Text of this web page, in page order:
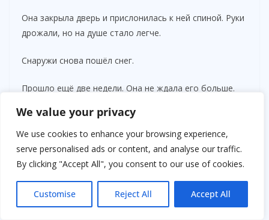
We value your privacy
We use cookies to enhance your browsing experience,
serve personalised ads or content, and analyse our traffic.
By clicking "Accept All", you consent to our use of cookies.
Customise Reject All Accept All
Она закрыла дверь и прислонилась к ней спиной. Руки
дрожали, но на душе стало легче.
Снаружи снова пошёл снег.
Прошло ещё две недели. Она не ждала его больше.
И вдруг — письмо.
На конверте не было обратного адреса. Внутри —
короткая записка:
«Я уехал. Не ищи. Но знай — я люблю. Если сможешь,